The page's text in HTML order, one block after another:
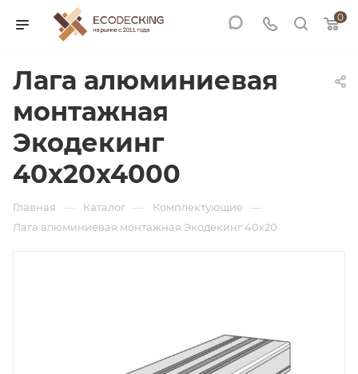
0
Лага алюминиевая
монтажная
Экодекинг
40х20х4000
Главная — Каталог — Комплектующие —
Лага алюминиевая монтажная Экодекинг 40х20